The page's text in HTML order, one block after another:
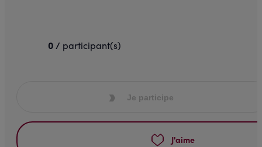
0 / participant(s)
Je participe
J'aime